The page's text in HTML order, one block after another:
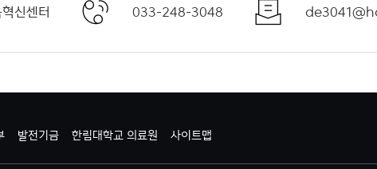
신센터 033-248-3048
발전기금 한림대학교 의료원 사이트맵